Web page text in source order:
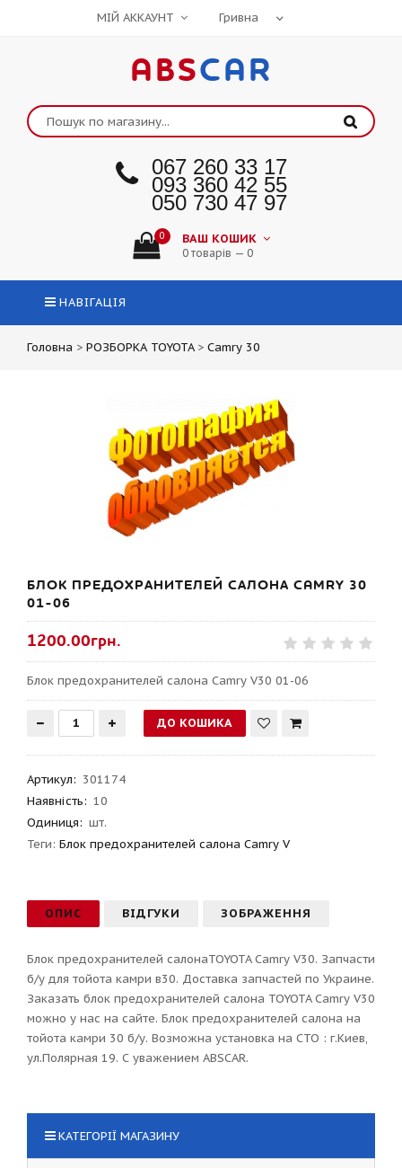
МІЙ АККАУНТ
ABSCAR
067 260 33 17
093 360 42 55
050 730 47 97
0 ВАШ КОШИК
0 товарів — 0
НАВІГАЦІЯ
Головна > РОЗБОРКА TOYOTA > Camry 30
БЛОК ПРЕДОХРАНИТЕЛЕЙ САЛОНА CAMRY 30
01-06
1200.00грн.
Блок предохранителей салона Camry V30 01-06
Артикул: 301174
Наявність: 10
Одиниця: шт.
Теги: Блок предохранителей салона Camry V
ОПИС ВІДГУКИ ЗОБРАЖЕННЯ
Блок предохранителей салонаTOYOTA Camry V30. Запчасти
б/у для тойота камри в30. Доставка запчастей по Украине.
Заказать блок предохранителей салона TOYOTA Camry V30
можно у нас на сайте. Блок предохранителей салона на
тойота камри 30 б/у. Возможна установка на СТО : г.Киев,
ул.Полярная 19. С уважением ABSCAR.
КАТЕГОРІЇ МАГАЗИНУ